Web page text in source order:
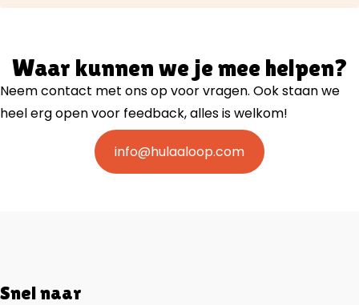
Waar kunnen we je mee helpen?
Neem contact met ons op voor vragen. Ook staan we
heel erg open voor feedback, alles is welkom!
info@hulaaloop.com
Snel naar